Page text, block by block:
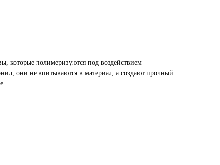
которые полимеризуются под воздействием
они не впитываются в материал, а создают прочный